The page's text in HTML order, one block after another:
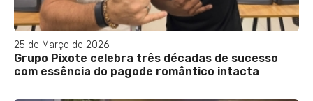
25 de Março de 2026
Grupo Pixote celebra três décadas de sucesso
com essência do pagode romântico intacta